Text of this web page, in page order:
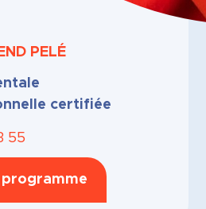
PELÉ
certifiée
55
programme